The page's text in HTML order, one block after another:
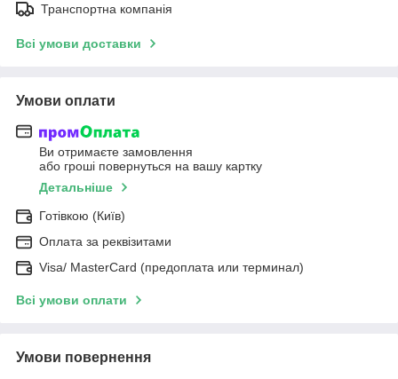
Транспортна компанія
Всі умови доставки
Умови оплати
Ви отримаєте замовлення
або гроші повернуться на вашу картку
Детальніше
Готівкою (Київ)
Оплата за реквізитами
Visa/ MasterCard (предоплата или терминал)
Всі умови оплати
Умови повернення